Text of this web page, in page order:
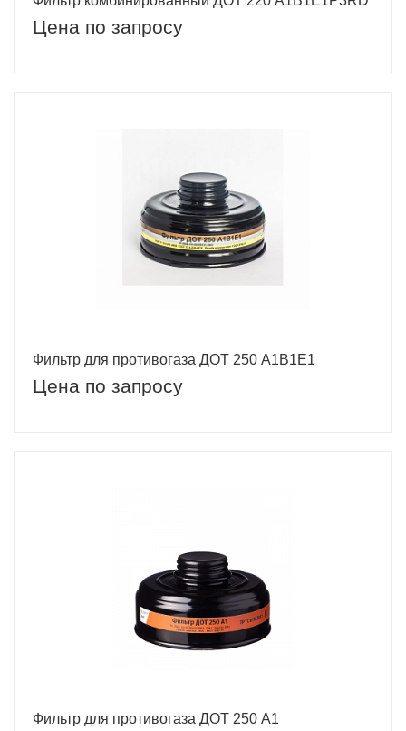
Цена по запросу
Фильтр для противогаза ДОТ 250 A1B1E1
Цена по запросу
Фильтр для противогаза ДОТ 250 A1